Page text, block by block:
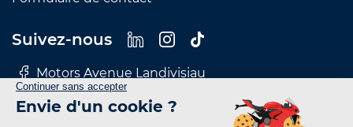
Suivez-nous
Motors Avenue Landivisiau
Motors Avenue Le Mans